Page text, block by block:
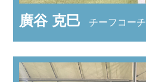
廣谷 克巳 チーフコーチ